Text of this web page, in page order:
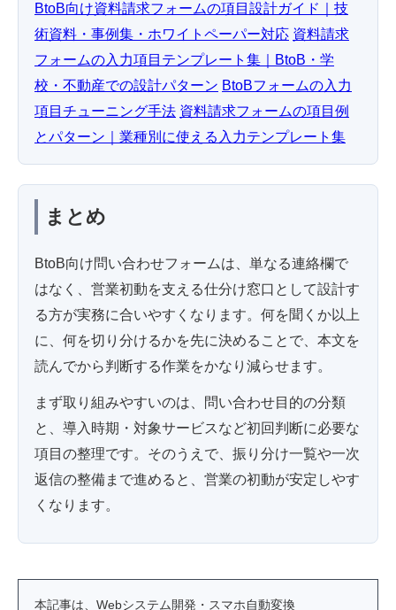
BtoB向け資料請求フォームの項目設計ガイド｜技
術資料・事例集・ホワイトペーパー対応 資料請求
フォームの入力項目テンプレート集｜BtoB・学
校・不動産での設計パターン BtoBフォームの入力
項目チューニング手法 資料請求フォームの項目例
とパターン｜業種別に使える入力テンプレート集
まとめ
BtoB向け問い合わせフォームは、単なる連絡欄で
はなく、営業初動を支える仕分け窓口として設計す
る方が実務に合いやすくなります。何を聞くか以上
に、何を切り分けるかを先に決めることで、本文を
読んでから判断する作業をかなり減らせます。
まず取り組みやすいのは、問い合わせ目的の分類
と、導入時期・対象サービスなど初回判断に必要な
項目の整理です。そのうえで、振り分け一覧や一次
返信の整備まで進めると、営業の初動が安定しやす
くなります。
本記事は、Webシステム開発・スマホ自動変換